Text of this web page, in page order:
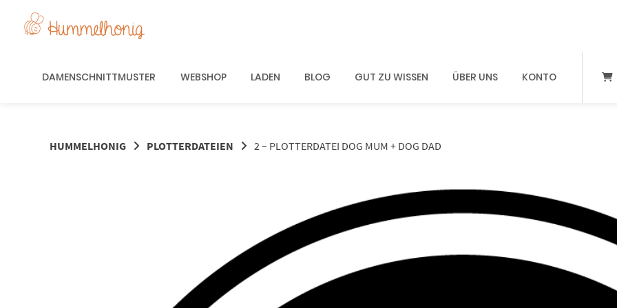
DAMENSCHNITTMUSTER WEBSHOP LADEN BLOG GUT ZU WISSEN ÜBER UNS KONTO
HUMMELHONIG PLOTTERDATEIEN 2 – PLOTTERDATEI DOG MUM + DOG DAD